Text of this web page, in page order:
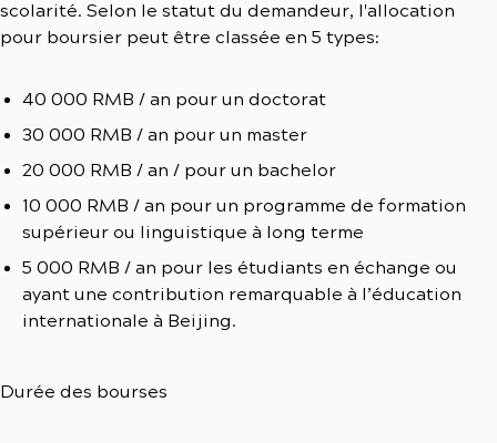
scolarité. Selon le statut du demandeur, l'allocation
pour boursier peut être classée en 5 types:
40 000 RMB / an pour un doctorat
30 000 RMB / an pour un master
20 000 RMB / an / pour un bachelor
10 000 RMB / an pour un programme de formation
supérieur ou linguistique à long terme
5 000 RMB / an pour les étudiants en échange ou
ayant une contribution remarquable à l’éducation
internationale à Beijing.
Durée des bourses